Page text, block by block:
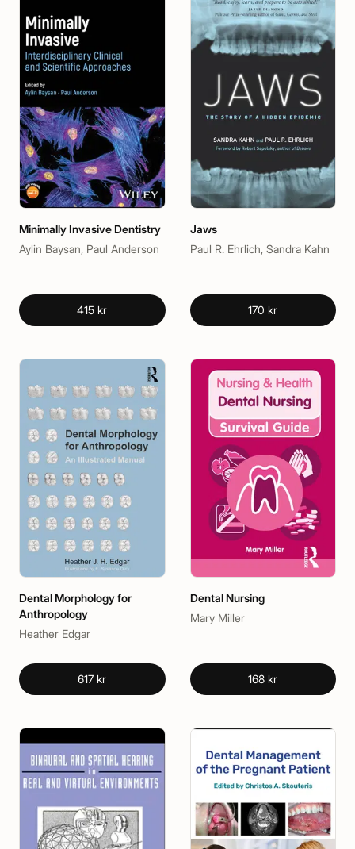
Minimally Invasive Dentistry
Aylin Baysan, Paul Anderson
415 kr
Jaws
Paul R. Ehrlich, Sandra Kahn
170 kr
Dental Morphology for
Anthropology
Heather Edgar
617 kr
Dental Nursing
Mary Miller
168 kr